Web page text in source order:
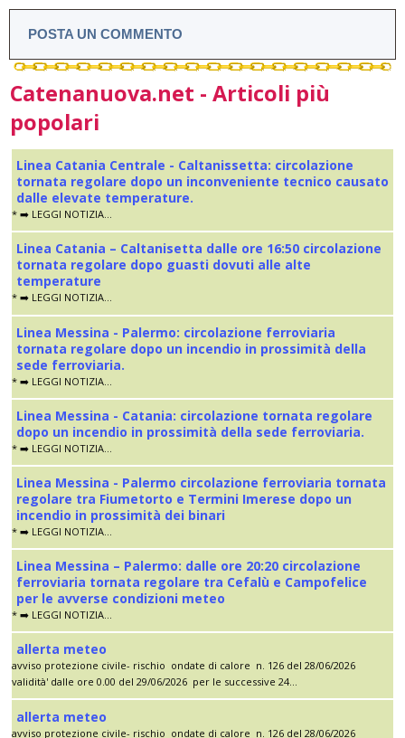
POSTA UN COMMENTO
Catenanuova.net - Articoli più
popolari
Linea Catania Centrale - Caltanissetta: circolazione
tornata regolare dopo un inconveniente tecnico causato
dalle elevate temperature.
* ➡️ LEGGI NOTIZIA...
Linea Catania – Caltanisetta dalle ore 16:50 circolazione
tornata regolare dopo guasti dovuti alle alte
temperature
* ➡️ LEGGI NOTIZIA...
Linea Messina - Palermo: circolazione ferroviaria
tornata regolare dopo un incendio in prossimità della
sede ferroviaria.
* ➡️ LEGGI NOTIZIA...
Linea Messina - Catania: circolazione tornata regolare
dopo un incendio in prossimità della sede ferroviaria.
* ➡️ LEGGI NOTIZIA...
Linea Messina - Palermo circolazione ferroviaria tornata
regolare tra Fiumetorto e Termini Imerese dopo un
incendio in prossimità dei binari
* ➡️ LEGGI NOTIZIA...
Linea Messina – Palermo: dalle ore 20:20 circolazione
ferroviaria tornata regolare tra Cefalù e Campofelice
per le avverse condizioni meteo
* ➡️ LEGGI NOTIZIA...
allerta meteo
avviso protezione civile- rischio ondate di calore n. 126 del 28/06/2026
validità' dalle ore 0.00 del 29/06/2026 per le successive 24...
allerta meteo
avviso protezione civile- rischio ondate di calore n. 126 del 28/06/2026